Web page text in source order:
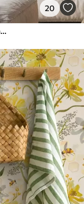
20
Berkentakken met bladeren op een lichte achtergrond